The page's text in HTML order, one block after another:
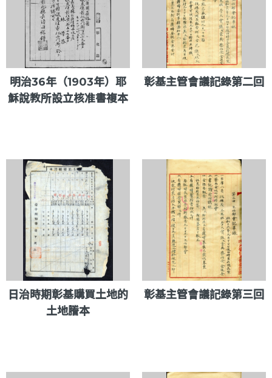
明治36年（1903年）耶
穌說教所設立核准書複本
彰基主管會議記錄第二回
日治時期彰基購買土地的
土地謄本
彰基主管會議記錄第三回